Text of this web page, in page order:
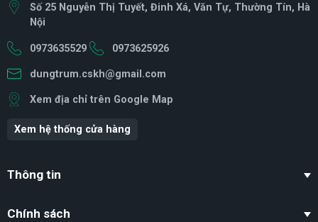
Số 25 Nguyễn Thị Tuyết, Đinh Xá, Văn Tự, Thường Tín, Hà
Nội
0973635529 0973625926
dungtrum.cskh@gmail.com
Xem địa chỉ trên Google Map
Xem hệ thống cửa hàng
Thông tin
Chính sách